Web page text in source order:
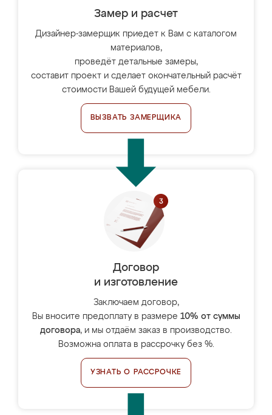
Замер и расчет
Дизайнер-замерщик приедет к Вам с каталогом
материалов,
проведёт детальные замеры,
составит проект и сделает окончательный расчёт
стоимости Вашей будущей мебели.
ВЫЗВАТЬ ЗАМЕРЩИКА
Договор
и изготовление
Заключаем договор,
Вы вносите предоплату в размере 10% от суммы
договора, и мы отдаём заказ в производство.
Возможна оплата в рассрочку без %.
УЗНАТЬ О РАССРОЧКЕ